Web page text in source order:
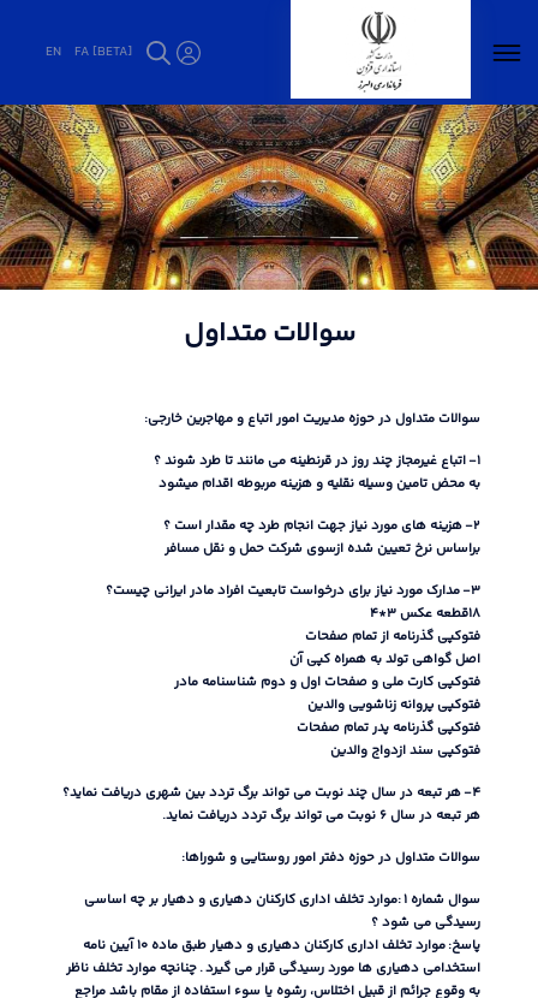
FA [BETA]
EN
سوالات متداول - فرمانداری البرز
سوالات متداول
سوالات متداول در حوزه مدیریت امور اتباع و مهاجرین خارجی:
1- اتباع غیرمجاز چند روز در قرنطینه می مانند تا طرد شوند ؟
به محض تامین وسیله نقلیه و هزینه مربوطه اقدام میشود
2- هزینه های مورد نیاز جهت انجام طرد چه مقدار است ؟
براساس نرخ تعیین شده ازسوی شرکت حمل و نقل مسافر
3- مدارک مورد نیاز برای درخواست تابعیت افراد مادر ایرانی چیست؟
۱۸قطعه عکس ۳
*۴
فتوکپی گذرنامه از تمام صفحات
اصل گواهی تولد به همراه کپی آن
فتوکپی کارت ملی و صفحات اول و دوم شناسنامه مادر
فتوکپی پروانه زناشویی والدین
فتوکپی گذرنامه پدر تمام صفحات
فتوکپی سند ازدواج والدین
4- هر تبعه در سال چند نوبت می تواند برگ تردد بین شهری دریافت نماید؟
هر تبعه در سال ۶ نوبت می تواند برگ تردد دریافت نماید
.
سوالات متداول در حوزه دفتر امور روستایی و شوراها:
سوال شماره ۱ :موارد تخلف اداری کارکنان دهیاری و دهیار بر چه اساسی
رسیدگی می شود ؟
پاسخ:
موارد تخلف اداری کارکنان دهیاری و دهیار طبق ماده ۱۰ آیین نامه
استخدامی دهیاری ها مورد رسیدگی قرار می گیرد.چنانچه موارد تخلف ناظر
به وقوع جرائم از قبیل اختلاس، رشوه یا سوء استفاده از مقام باشد مراجع